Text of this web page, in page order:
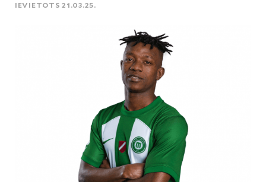
IEVIETOTS 21.03.25.